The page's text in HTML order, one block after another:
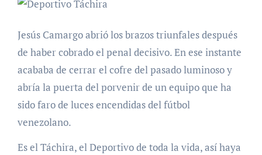
Jesús Camargo abrió los brazos triunfales después
de haber cobrado el penal decisivo. En ese instante
acababa de cerrar el cofre del pasado luminoso y
abría la puerta del porvenir de un equipo que ha
sido faro de luces encendidas del fútbol
venezolano.
Es el Táchira, el Deportivo de toda la vida, así haya